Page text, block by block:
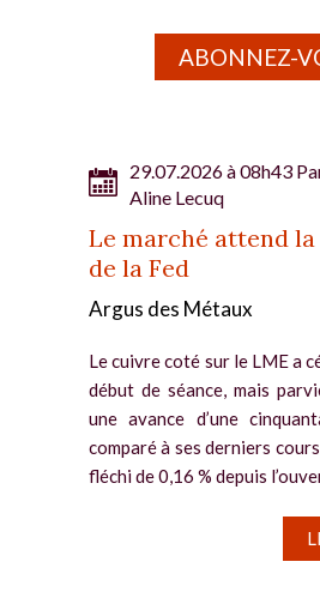
ABONNEZ-
29.07.2026 à 08h43
Aline Lecuq
Le marché attend
de la Fed
Argus des Métaux
Le cuivre coté sur le LME a
début de séance, mais
une avance d’une
comparé à ses derniers
fléchi de 0,16 % depuis